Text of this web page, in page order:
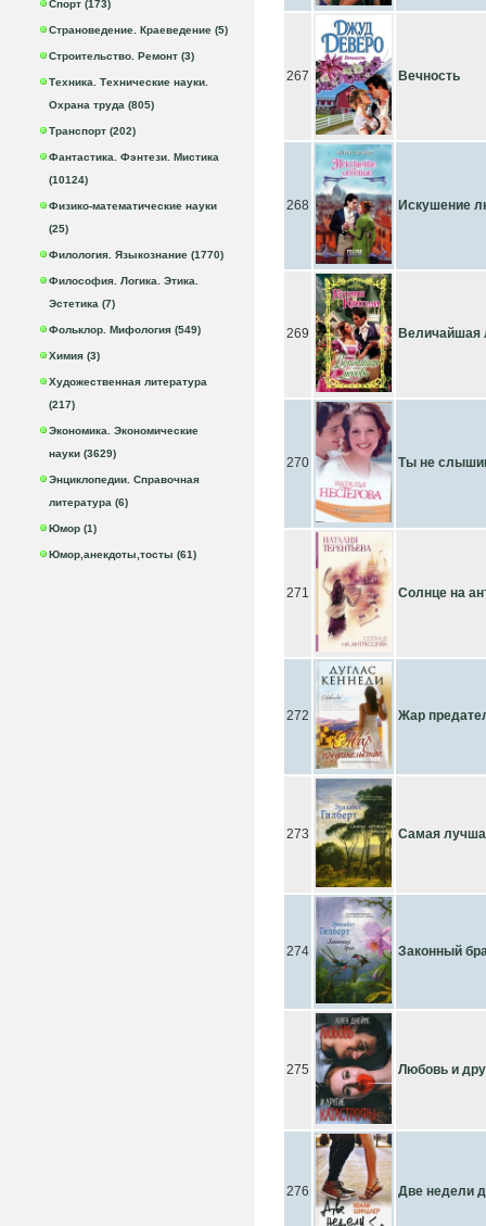
Спорт (173)
Страноведение. Краеведение (5)
Строительство. Ремонт (3)
Техника. Технические науки.
Охрана труда (805)
Транспорт (202)
Фантастика. Фэнтези. Мистика
(10124)
Физико-математические науки
(25)
Филология. Языкознание (1770)
Философия. Логика. Этика.
Эстетика (7)
Фольклор. Мифология (549)
Химия (3)
Художественная литература
(217)
Экономика. Экономические
науки (3629)
Энциклопедии. Справочная
литература (6)
Юмор (1)
Юмор,анекдоты,тосты (61)
267 Вечность
268 Искушение
269 Величайшая
270 Ты не
271 Солнце на
272 Жар
273 Самая
274 Законный
275 Любовь и
276 Две недели